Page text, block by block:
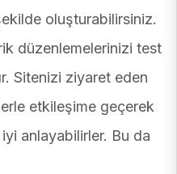
oluşturabilirsiniz.
düzenlemelerinizi test
Sitenizi ziyaret eden
etkileşime geçerek
anlayabilirler. Bu da